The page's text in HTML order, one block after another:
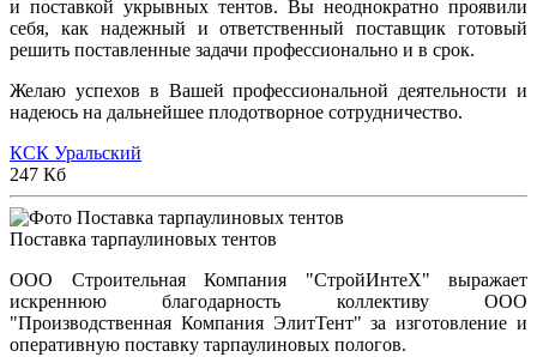
и поставкой укрывных тентов. Вы неоднократно проявили
себя, как надежный и ответственный поставщик готовый
решить поставленные задачи профессионально и в срок.
Желаю успехов в Вашей профессиональной деятельности и
надеюсь на дальнейшее плодотворное сотрудничество.
КСК Уральский
247 Кб
Поставка тарпаулиновых тентов
ООО Строительная Компания "СтройИнтеХ" выражает
искреннюю благодарность коллективу ООО
"Производственная Компания ЭлитТент" за изготовление и
оперативную поставку тарпаулиновых пологов.